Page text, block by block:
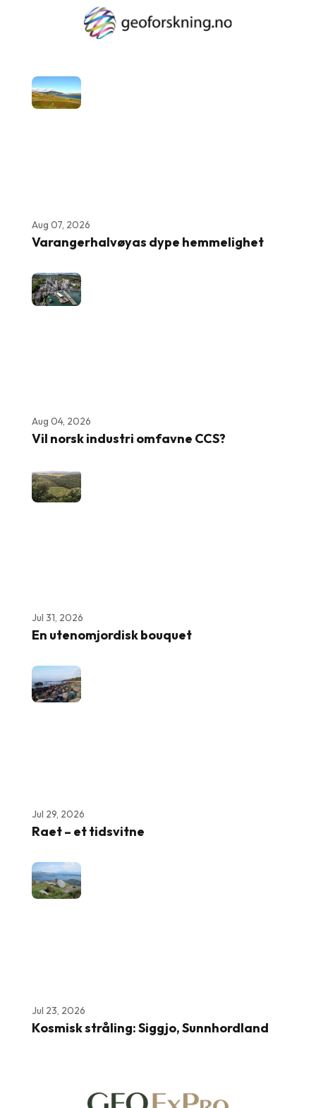
Aug 07, 2026
Varangerhalvøyas dype hemmelighet
Aug 04, 2026
Vil norsk industri omfavne CCS?
Jul 31, 2026
En utenomjordisk bouquet
Jul 29, 2026
Raet – et tidsvitne
Jul 23, 2026
Kosmisk stråling: Siggjo, Sunnhordland